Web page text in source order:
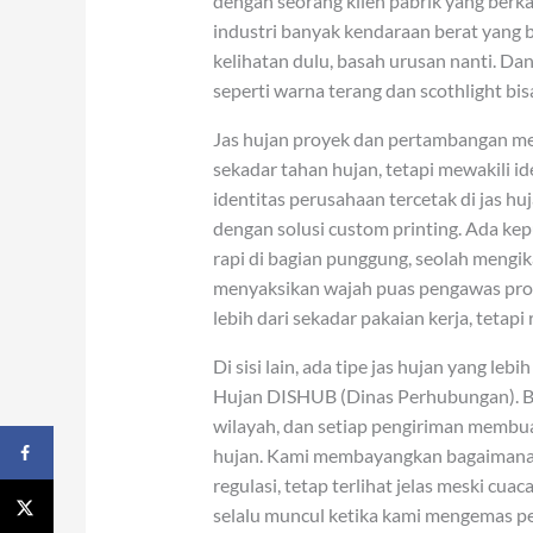
industri banyak kendaraan berat yang
kelihatan dulu, basah urusan nanti.
seperti warna terang dan scothlight
Jas hujan proyek dan pertambangan
sekadar tahan hujan, tetapi mewakili
identitas perusahaan tercetak di jas
dengan solusi custom printing. Ada
rapi di bagian punggung, seolah
menyaksikan wajah puas pengawas
lebih dari sekadar pakaian kerja,
Di sisi lain, ada tipe jas hujan yang
Hujan DISHUB (Dinas Perhubungan).
wilayah, dan setiap pengiriman
hujan. Kami membayangkan
regulasi, tetap terlihat jelas meski
selalu muncul ketika kami mengemas